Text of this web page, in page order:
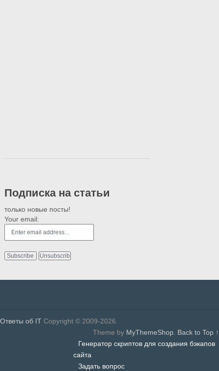
Подписка на статьи
только новые посты!
Your email:
Ответы об IT Copyright © 2009-2026.
Theme by MyThemeShop. Back to Top ↑
Генератор скриптов для создания бэкапов
сайта
Задать вопрос